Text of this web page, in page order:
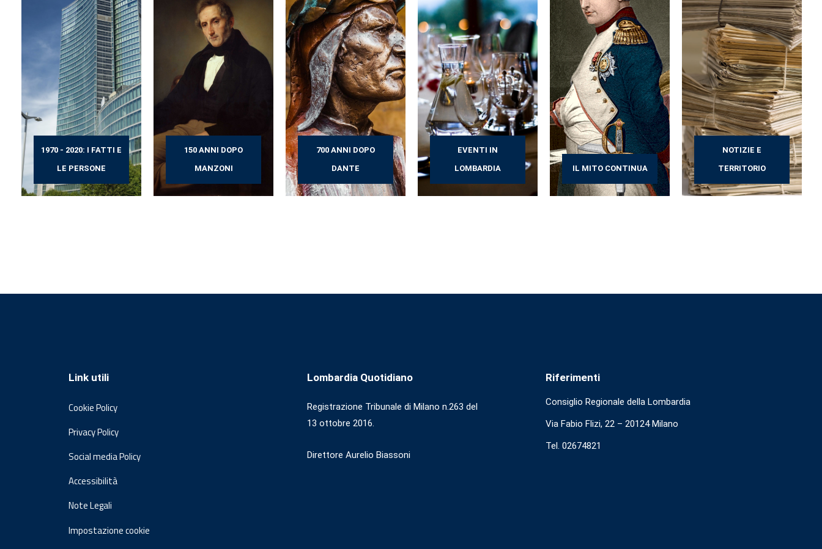
1970 - 2020: I FATTI E
LE PERSONE
150 ANNI DOPO
MANZONI
700 ANNI DOPO
DANTE
EVENTI IN
LOMBARDIA
IL MITO CONTINUA
NOTIZIE E
TERRITORIO
Link utili
Cookie Policy
Privacy Policy
Social media Policy
Accessibilità
Note Legali
Impostazione cookie
Lombardia Quotidiano
Registrazione Tribunale di Milano n.263 del
13 ottobre 2016.
Direttore Aurelio Biassoni
Riferimenti
Consiglio Regionale della Lombardia
Via Fabio Flizi, 22 – 20124 Milano
Tel. 02674821